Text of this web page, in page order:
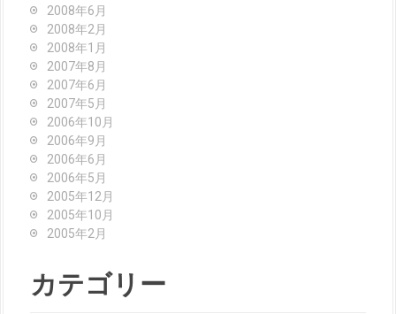
2008年6月
2008年2月
2008年1月
2007年8月
2007年6月
2007年5月
2006年10月
2006年9月
2006年6月
2006年5月
2005年12月
2005年10月
2005年2月
カテゴリー